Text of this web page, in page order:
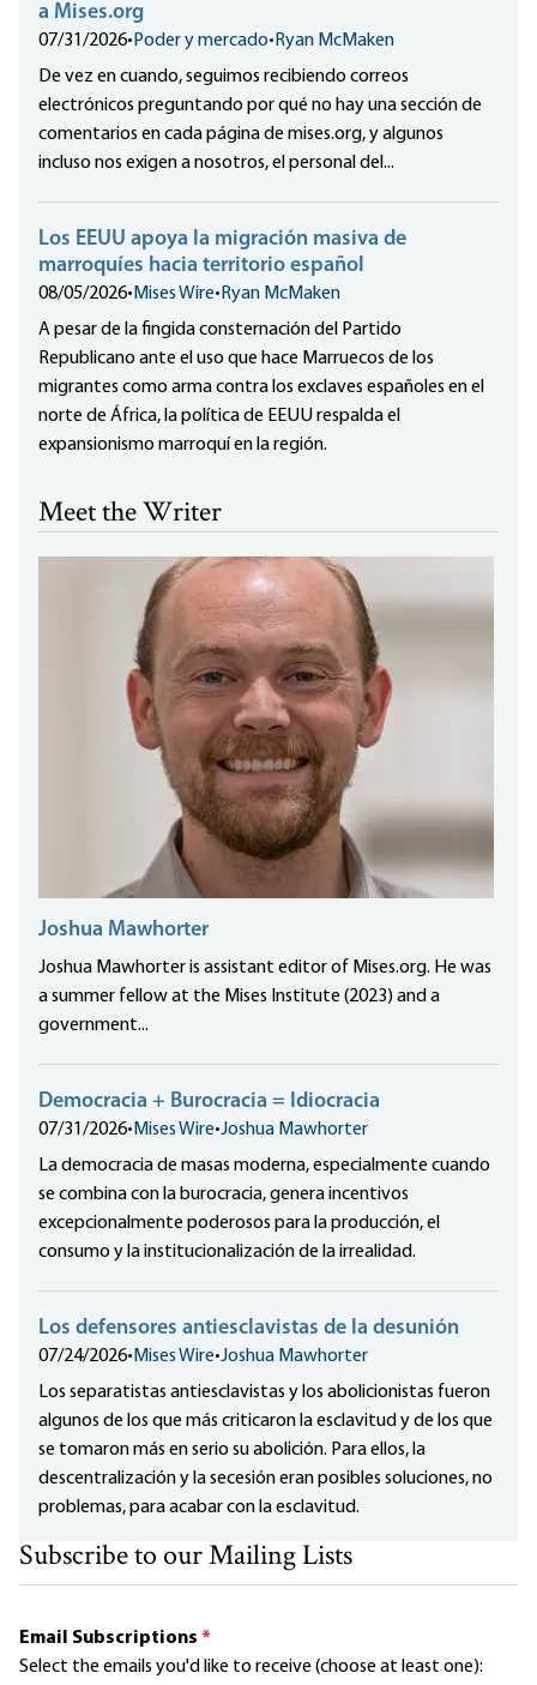
a Mises.org
07/31/2026• Poder y mercado• Ryan McMaken
De vez en cuando, seguimos recibiendo correos
electrónicos preguntando por qué no hay una sección de
comentarios en cada página de mises.org, y algunos
incluso nos exigen a nosotros, el personal del...
Los EEUU apoya la migración masiva de
marroquíes hacia territorio español
08/05/2026• Mises Wire• Ryan McMaken
A pesar de la fingida consternación del Partido
Republicano ante el uso que hace Marruecos de los
migrantes como arma contra los exclaves españoles en el
norte de África, la política de EEUU respalda el
expansionismo marroquí en la región.
Meet the Writer
Joshua Mawhorter
Joshua Mawhorter is assistant editor of Mises.org. He was
a summer fellow at the Mises Institute (2023) and a
government...
Democracia + Burocracia = Idiocracia
07/31/2026• Mises Wire•Joshua Mawhorter
La democracia de masas moderna, especialmente cuando
se combina con la burocracia, genera incentivos
excepcionalmente poderosos para la producción, el
consumo y la institucionalización de la irrealidad.
Los defensores antiesclavistas de la desunión
07/24/2026• Mises Wire•Joshua Mawhorter
Los separatistas antiesclavistas y los abolicionistas fueron
algunos de los que más criticaron la esclavitud y de los que
se tomaron más en serio su abolición. Para ellos, la
descentralización y la secesión eran posibles soluciones, no
problemas, para acabar con la esclavitud.
Subscribe to our Mailing Lists
Email Subscriptions *
Select the emails you'd like to receive (choose at least one):